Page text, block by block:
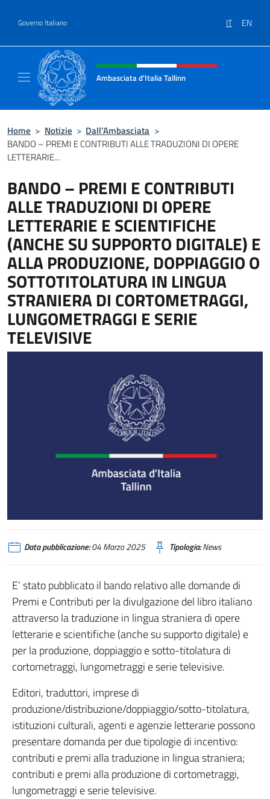
Governo Italiano IT EN
Intestazione sito, social e menù
Ambasciata d'Italia Tallinn
Home > Notizie > Dall’Ambasciata >
BANDO – PREMI E CONTRIBUTI ALLE TRADUZIONI DI OPERE
LETTERARIE...
BANDO – PREMI E CONTRIBUTI
ALLE TRADUZIONI DI OPERE
LETTERARIE E SCIENTIFICHE
(ANCHE SU SUPPORTO DIGITALE) E
ALLA PRODUZIONE, DOPPIAGGIO O
SOTTOTITOLATURA IN LINGUA
STRANIERA DI CORTOMETRAGGI,
LUNGOMETRAGGI E SERIE
TELEVISIVE
Data pubblicazione:04 Marzo 2025 Tipologia:News
E’ stato pubblicato il bando relativo alle domande di
Premi e Contributi per la divulgazione del libro italiano
attraverso la traduzione in lingua straniera di opere
letterarie e scientifiche (anche su supporto digitale) e
per la produzione, doppiaggio e sotto-titolatura di
cortometraggi, lungometraggi e serie televisive.
Editori, traduttori, imprese di
produzione/distribuzione/doppiaggio/sotto-titolatura,
istituzioni culturali, agenti e agenzie letterarie possono
presentare domanda per due tipologie di incentivo:
contributi e premi alla traduzione in lingua straniera;
contributi e premi alla produzione di cortometraggi,
lungometraggi e serie televisive.